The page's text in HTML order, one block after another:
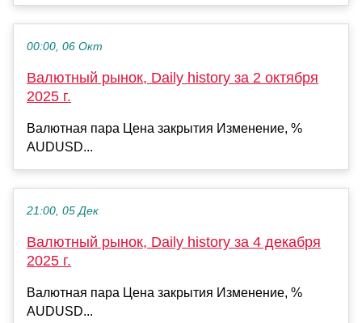
00:00, 06 Окт
Валютный рынок, Daily history за 2 октября
2025 г.
Валютная пара Цена закрытия Изменение, %
AUDUSD...
21:00, 05 Дек
Валютный рынок, Daily history за 4 декабря
2025 г.
Валютная пара Цена закрытия Изменение, %
AUDUSD...